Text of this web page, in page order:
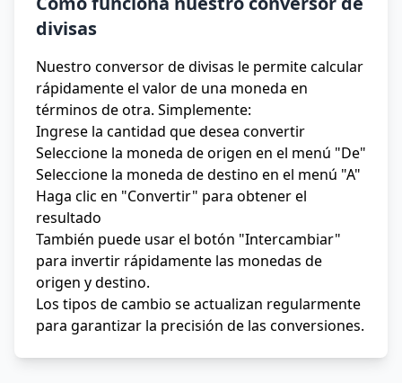
divisas
Nuestro conversor de divisas le permite calcular
rápidamente el valor de una moneda en
términos de otra. Simplemente:
Ingrese la cantidad que desea convertir
Seleccione la moneda de origen en el menú "De"
Seleccione la moneda de destino en el menú "A"
Haga clic en "Convertir" para obtener el
resultado
También puede usar el botón "Intercambiar"
para invertir rápidamente las monedas de
origen y destino.
Los tipos de cambio se actualizan regularmente
para garantizar la precisión de las conversiones.